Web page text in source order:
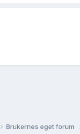
Brukernes eget forum